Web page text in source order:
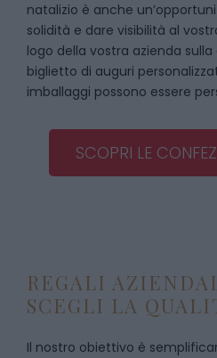
natalizio è anche
solidità e dare visibilità al
logo della vostra azienda
biglietto di auguri
imballaggi possono essere
SCOPRI LE
REGALI
SCEGLI LA
Il nostro obiettivo è